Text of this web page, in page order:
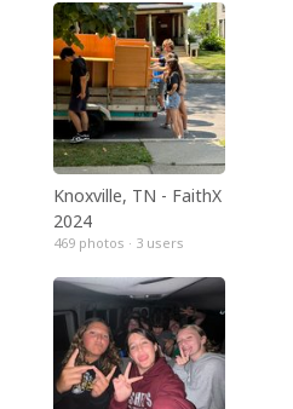
Knoxville, TN - FaithX
2024
469 photos · 3 users